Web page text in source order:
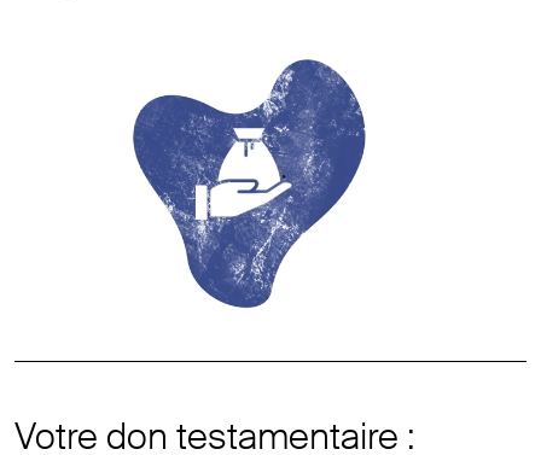
Votre don testamentaire :